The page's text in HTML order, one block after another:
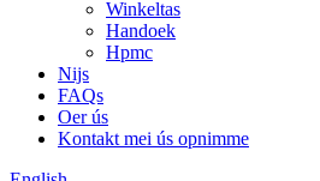
Winkeltas
Handoek
Hpmc
Nijs
FAQs
Oer ús
Kontakt mei ús opnimme